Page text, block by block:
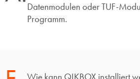
Datenmodulen oder TUF-
Programm.
Wie kann QIKBOX installiert